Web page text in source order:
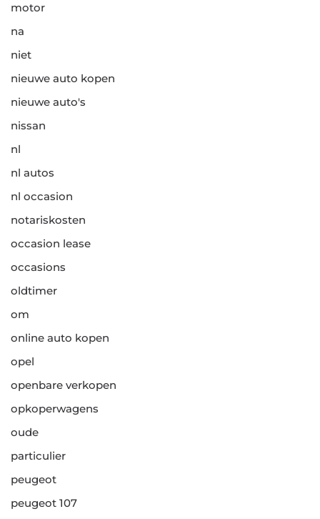
motor
na
niet
nieuwe auto kopen
nieuwe auto's
nissan
nl
nl autos
nl occasion
notariskosten
occasion lease
occasions
oldtimer
om
online auto kopen
opel
openbare verkopen
opkoperwagens
oude
particulier
peugeot
peugeot 107